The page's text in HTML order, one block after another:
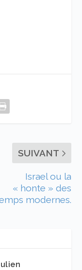
SUIVANT
Israel ou la
« honte » des
modernes.